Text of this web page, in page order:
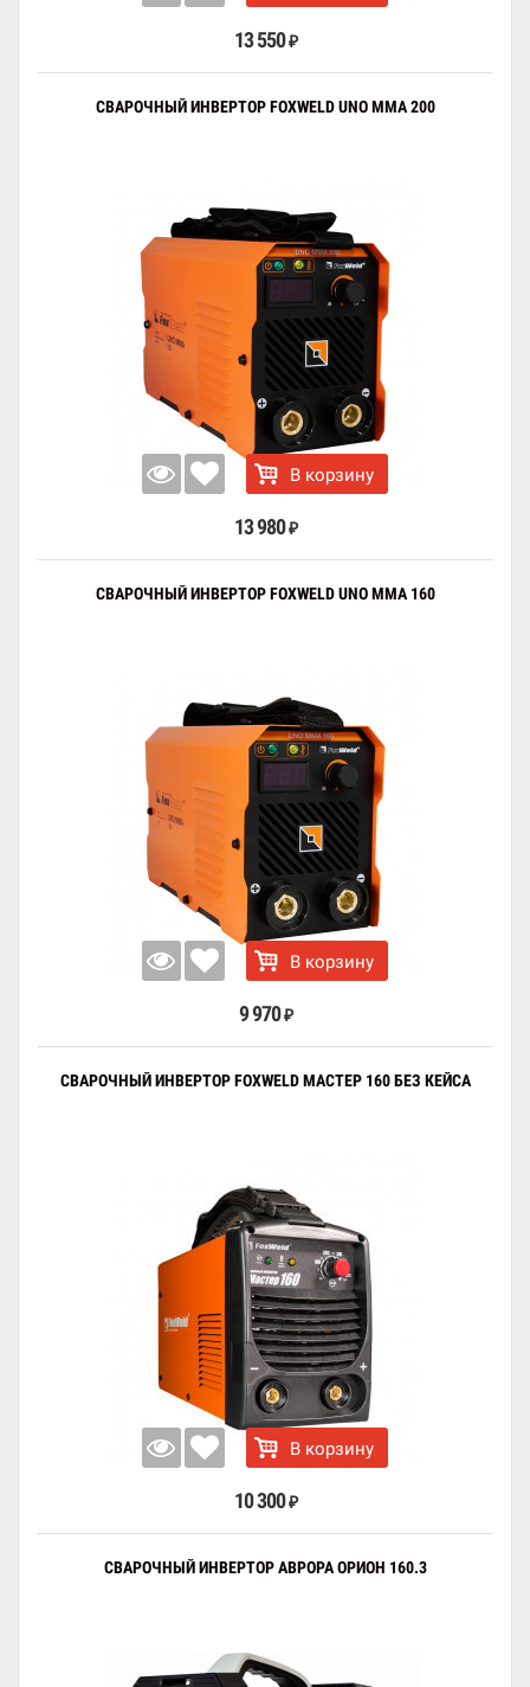
13 550 ₽
СВАРОЧНЫЙ ИНВЕРТОР FOXWELD UNO MMA 200
В корзину
13 980 ₽
СВАРОЧНЫЙ ИНВЕРТОР FOXWELD UNO MMA 160
В корзину
9 970 ₽
СВАРОЧНЫЙ ИНВЕРТОР FOXWELD МАСТЕР 160 БЕЗ КЕЙСА
В корзину
10 300 ₽
СВАРОЧНЫЙ ИНВЕРТОР АВРОРА ОРИОН 160.3